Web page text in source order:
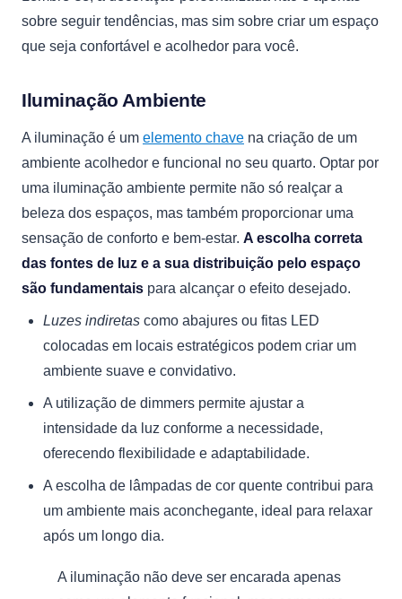
sobre seguir tendências, mas sim sobre criar um espaço
que seja confortável e acolhedor para você.
Iluminação Ambiente
A iluminação é um elemento chave na criação de um
ambiente acolhedor e funcional no seu quarto. Optar por
uma iluminação ambiente permite não só realçar a
beleza dos espaços, mas também proporcionar uma
sensação de conforto e bem-estar. A escolha correta
das fontes de luz e a sua distribuição pelo espaço
são fundamentais para alcançar o efeito desejado.
Luzes indiretas como abajures ou fitas LED
colocadas em locais estratégicos podem criar um
ambiente suave e convidativo.
A utilização de dimmers permite ajustar a
intensidade da luz conforme a necessidade,
oferecendo flexibilidade e adaptabilidade.
A escolha de lâmpadas de cor quente contribui para
um ambiente mais aconchegante, ideal para relaxar
após um longo dia.
A iluminação não deve ser encarada apenas